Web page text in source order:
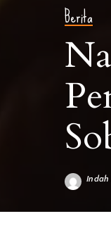
Berita
Indah